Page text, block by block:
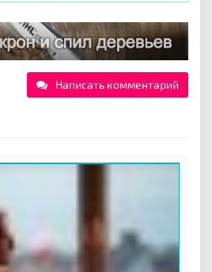
Написать комментарий